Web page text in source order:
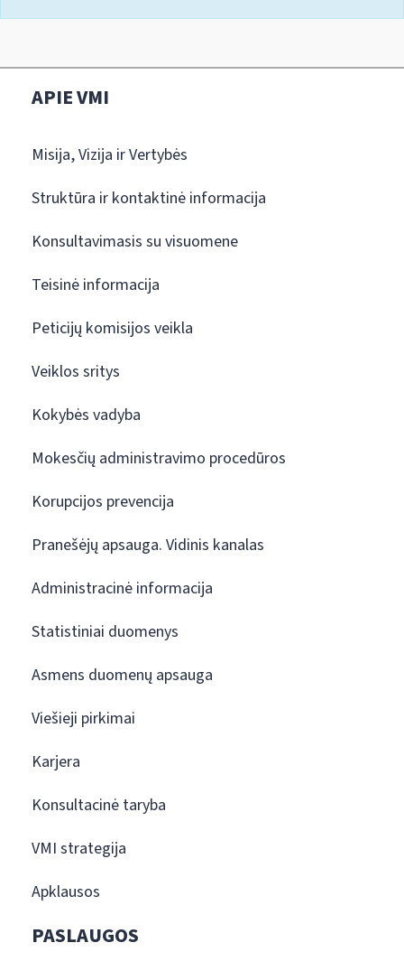
APIE VMI
Misija, Vizija ir Vertybės
Struktūra ir kontaktinė informacija
Konsultavimasis su visuomene
Teisinė informacija
Peticijų komisijos veikla
Veiklos sritys
Kokybės vadyba
Mokesčių administravimo procedūros
Korupcijos prevencija
Pranešėjų apsauga. Vidinis kanalas
Administracinė informacija
Statistiniai duomenys
Asmens duomenų apsauga
Viešieji pirkimai
Karjera
Konsultacinė taryba
VMI strategija
Apklausos
PASLAUGOS